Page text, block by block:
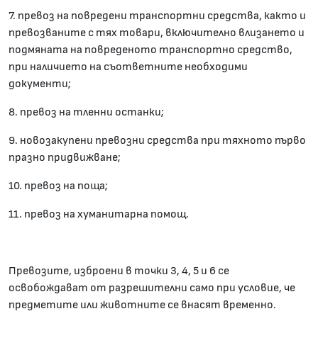
7. превоз на повредени транспортни средства, както и
превозваните с тях товари, включително влизането и
подмяната на повреденото транспортно средство,
при наличието на съответните необходими
документи;
8. превоз на тленни останки;
9. новозакупени превозни средства при тяхното първо
празно придвижване;
10. превоз на поща;
11. превоз на хуманитарна помощ.
Превозите, изброени в точки 3, 4, 5 и 6 се
освобождават от разрешителни само при условие, че
предметите или животните се внасят временно.